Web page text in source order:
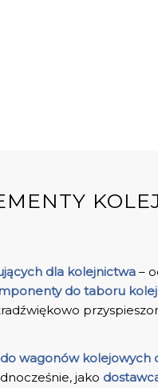
dla kolejnictwa –
do taboru
wagonów kolejowych
jako